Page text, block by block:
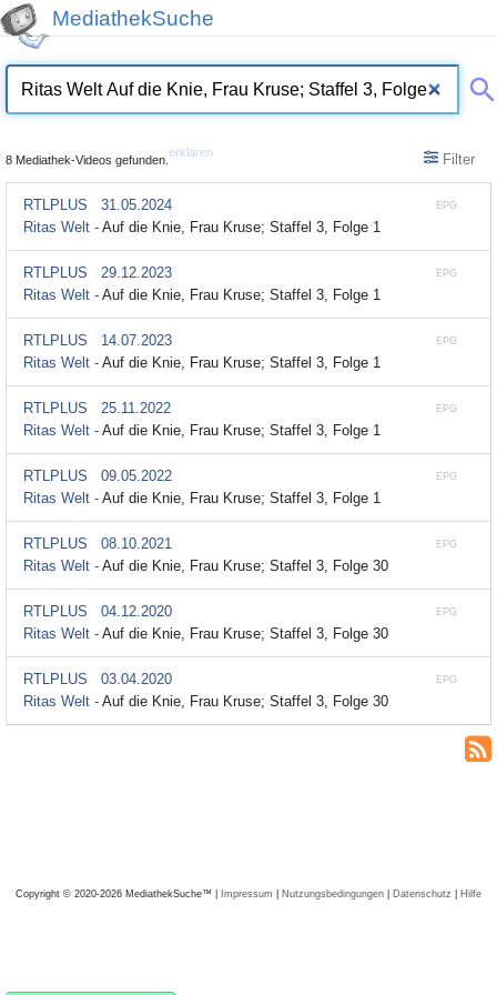
MediathekSuche
8 Mediathek-Videos gefunden.
erklären Filter
EPG
RTLPLUS
31.05.2024
Ritas Welt - Auf die Knie, Frau Kruse; Staffel 3, Folge 1
EPG
RTLPLUS
29.12.2023
Ritas Welt - Auf die Knie, Frau Kruse; Staffel 3, Folge 1
EPG
RTLPLUS
14.07.2023
Ritas Welt - Auf die Knie, Frau Kruse; Staffel 3, Folge 1
EPG
RTLPLUS
25.11.2022
Ritas Welt - Auf die Knie, Frau Kruse; Staffel 3, Folge 1
EPG
RTLPLUS
09.05.2022
Ritas Welt - Auf die Knie, Frau Kruse; Staffel 3, Folge 1
EPG
RTLPLUS
08.10.2021
Ritas Welt - Auf die Knie, Frau Kruse; Staffel 3, Folge 30
EPG
RTLPLUS
04.12.2020
Ritas Welt - Auf die Knie, Frau Kruse; Staffel 3, Folge 30
EPG
RTLPLUS
03.04.2020
Ritas Welt - Auf die Knie, Frau Kruse; Staffel 3, Folge 30
Copyright © 2020-2026 MediathekSuche™ | Impressum | Nutzungsbedingungen | Datenschutz | Hilfe